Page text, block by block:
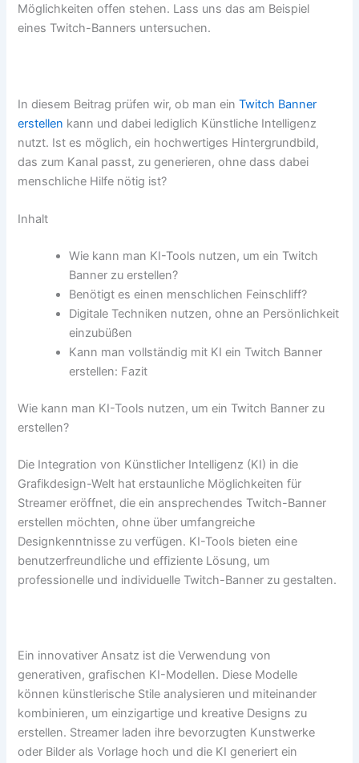
Möglichkeiten offen stehen. Lass uns das am Beispiel
eines Twitch-Banners untersuchen.
In diesem Beitrag prüfen wir, ob man einTwitch Banner
erstellen kann und dabei lediglich Künstliche Intelligenz
nutzt. Ist es möglich, ein hochwertiges Hintergrundbild,
das zum Kanal passt, zu generieren, ohne dass dabei
menschliche Hilfe nötig ist?
Inhalt
Wie kann man KI-Tools nutzen, um ein Twitch
Banner zu erstellen?
Benötigt es einen menschlichen Feinschliff?
Digitale Techniken nutzen, ohne an Persönlichkeit
einzubüßen
Kann man vollständig mit KI ein Twitch Banner
erstellen: Fazit
Wie kann man KI-Tools nutzen, um ein Twitch Banner zu
erstellen?
Die Integration von Künstlicher Intelligenz (KI) in die
Grafikdesign-Welt hat erstaunliche Möglichkeiten für
Streamer eröffnet, die ein ansprechendes Twitch-Banner
erstellen möchten, ohne über umfangreiche
Designkenntnisse zu verfügen. KI-Tools bieten eine
benutzerfreundliche und effiziente Lösung, um
professionelle und individuelle Twitch-Banner zu gestalten.
Ein innovativer Ansatz ist die Verwendung von
generativen, grafischen KI-Modellen. Diese Modelle
können künstlerische Stile analysieren und miteinander
kombinieren, um einzigartige und kreative Designs zu
erstellen. Streamer laden ihre bevorzugten Kunstwerke
oder Bilder als Vorlage hoch und die KI generiert ein